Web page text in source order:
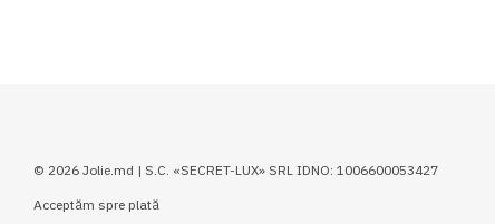
© 2026 Jolie.md | S.C. «SECRET-LUX» SRL IDNO: 1006600053427
Acceptăm spre plată